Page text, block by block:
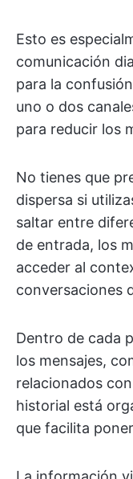
Esto es
comunicación
para la
uno o dos
para reducir los
No tienes que
dispersa si
saltar entre
de entrada, los
acceder al
conversaciones
Dentro de cada
los mensajes,
relacionados
historial está
que facilita